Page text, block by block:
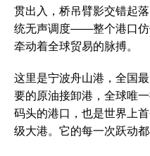
贯出入，桥吊臂影交错起
统无声调度——整个港口仿
牵动着全球贸易的脉搏。
这里是宁波舟山港，全国
要的原油接卸港，全球唯
码头的港口，也是世界上
级大港。它的每一次跃动